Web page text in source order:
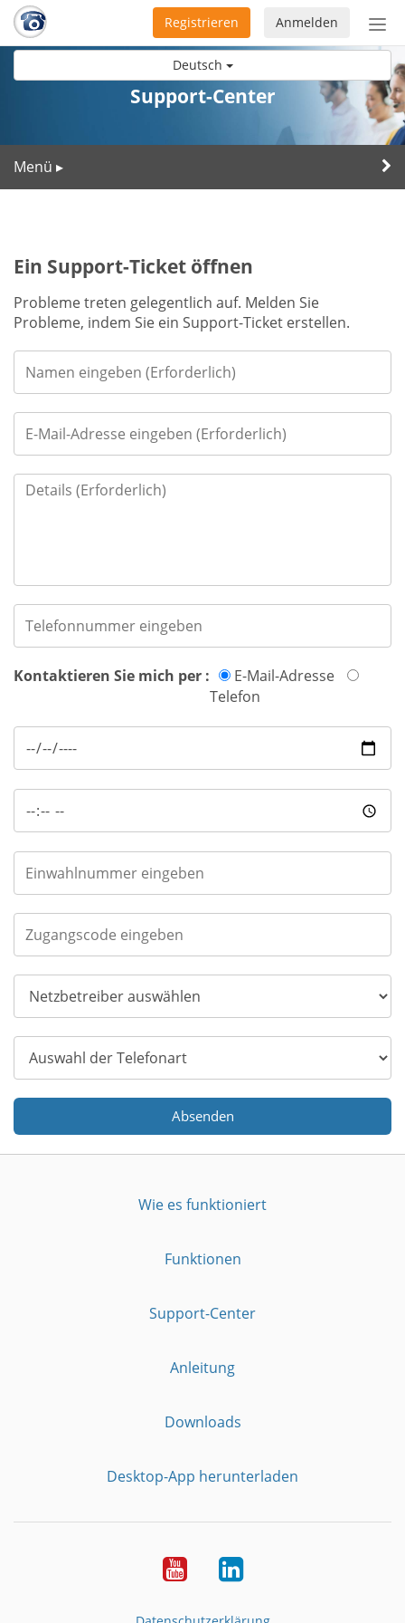
Deutsch
Anmelden
Registrieren
Support-Center
Menü ▸
Ein Support-Ticket öffnen
Probleme treten gelegentlich auf. Melden Sie
Probleme, indem Sie ein Support-Ticket erstellen.
Kontaktieren Sie mich per :
E-Mail-Adresse
Telefon
Absenden
Wie es funktioniert
Funktionen
Support-Center
Anleitung
Downloads
Desktop-App herunterladen
YouTubeLinkedIn